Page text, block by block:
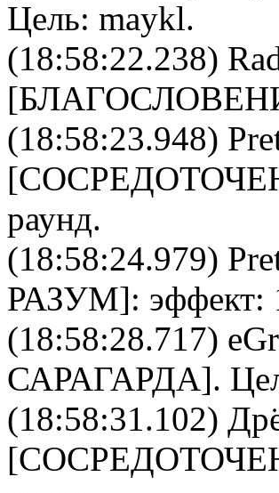
Цель: maykl.
(18:58:22.238)
[
(18:58:23.948)
[
раунд.
(18:58:24.979)
РАЗУМ]: эффект:
(18:58:28.717)
САРАГАРДА].
(18:58:31.102)
[